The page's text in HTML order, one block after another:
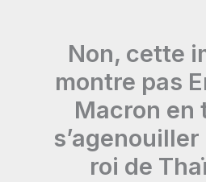
Non, cette
montre pas
Macron en
roi de